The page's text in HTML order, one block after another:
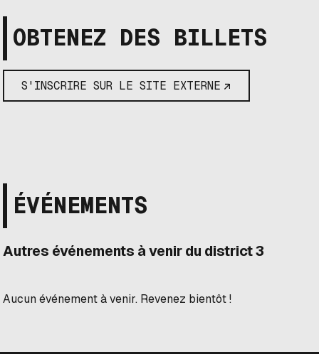
OBTENEZ DES BILLETS
S'INSCRIRE SUR LE SITE EXTERNE
ÉVÉNEMENTS
Autres événements à venir du district 3
Aucun événement à venir. Revenez bientôt !